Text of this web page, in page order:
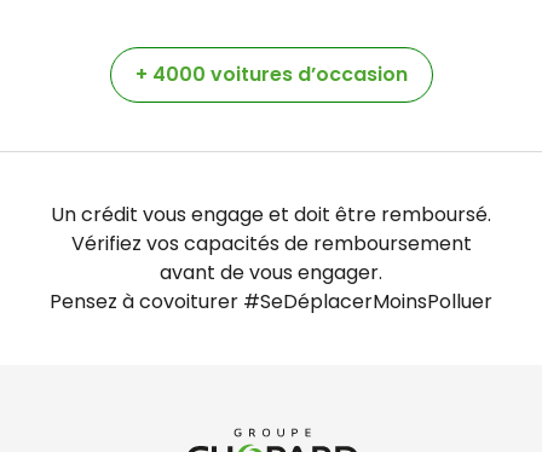
+ 4000 voitures d’occasion
Un crédit vous engage et doit être remboursé.
Vérifiez vos capacités de remboursement
avant de vous engager.
Pensez à covoiturer #SeDéplacerMoinsPolluer